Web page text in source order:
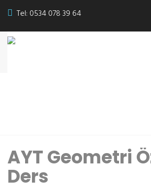
Tel: 0534 078 39 64
AYT Geometri
Ders